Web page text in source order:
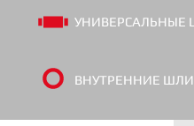
УНИВЕРСАЛЬНЫЕ
ВНУТРЕННИЕ